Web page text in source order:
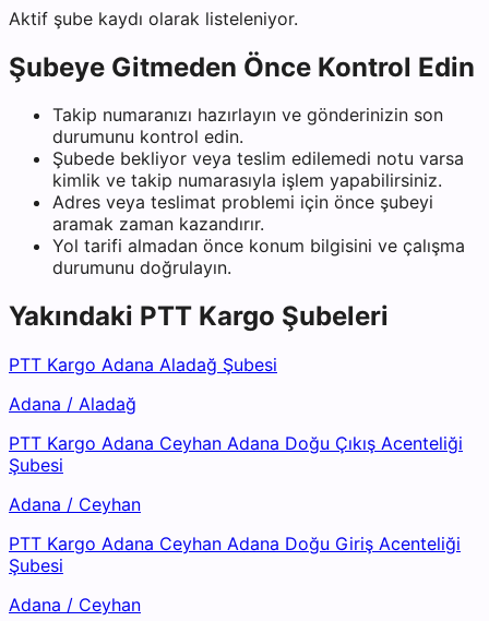
Aktif şube kaydı olarak listeleniyor.
Şubeye Gitmeden Önce Kontrol Edin
Takip numaranızı hazırlayın ve gönderinizin son
durumunu kontrol edin.
Şubede bekliyor veya teslim edilemedi notu varsa
kimlik ve takip numarasıyla işlem yapabilirsiniz.
Adres veya teslimat problemi için önce şubeyi
aramak zaman kazandırır.
Yol tarifi almadan önce konum bilgisini ve çalışma
durumunu doğrulayın.
Yakındaki PTT Kargo Şubeleri
PTT Kargo Adana Aladağ Şubesi
Adana / Aladağ
PTT Kargo Adana Ceyhan Adana Doğu Çıkış Acenteliği
Şubesi
Adana / Ceyhan
PTT Kargo Adana Ceyhan Adana Doğu Giriş Acenteliği
Şubesi
Adana / Ceyhan